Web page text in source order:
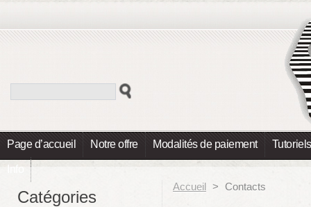
Page d’accueil Notre offre Modalités de paiement Tutoriels
Info
Accueil > Contacts
Catégories